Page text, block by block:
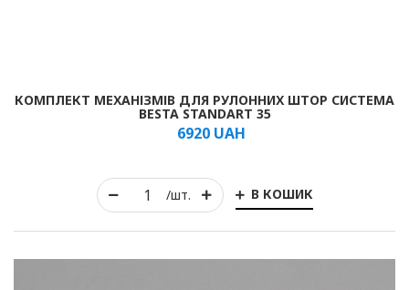
/шт. В КОШИК
КОМПЛЕКТ МЕХАНІЗМІВ ДЛЯ РУЛОННИХ ШТОР СИСТЕМА
BESTA STANDART 35
6920UAH